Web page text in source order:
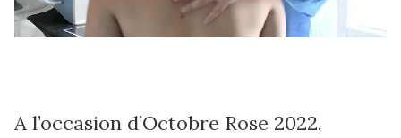
A l’occasion d’Octobre Rose 2022,